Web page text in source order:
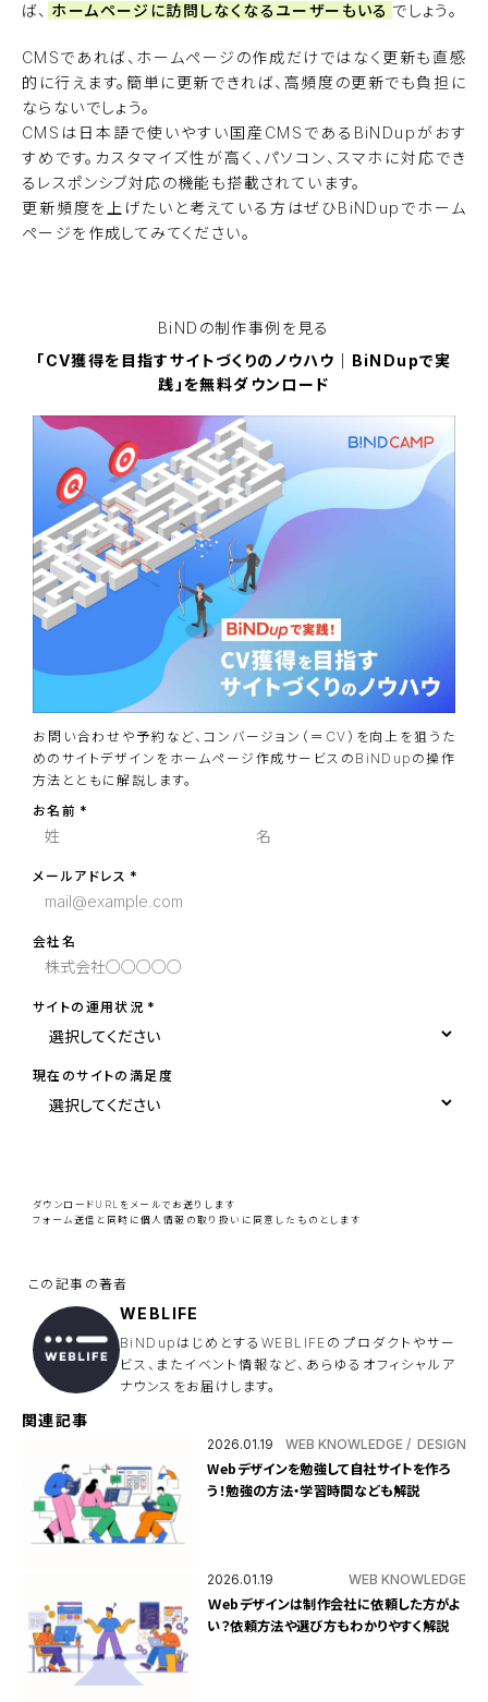
ば、 ホームページに訪問しなくなるユーザーもいる でしょう。
CMSであれば、ホームページの作成だけではなく更新も直感
的に行えます。簡単に更新できれば、高頻度の更新でも負担に
ならないでしょう。
CMSは日本語で使いやすい国産CMSであるBiNDupがおす
すめです。カスタマイズ性が高く、パソコン、スマホに対応でき
るレスポンシブ対応の機能も搭載されています。
更新頻度を上げたいと考えている方はぜひBiNDupでホーム
ページを作成してみてください。
BiNDの制作事例を見る
「CV獲得を目指すサイトづくりのノウハウ｜BiNDupで実
践」を無料ダウンロード
お問い合わせや予約など、コンバージョン（＝CV）を向上を狙うた
めのサイトデザインをホームページ作成サービスのBiNDupの操作
方法とともに解説します。
お名前
メールアドレス
会社名
サイトの運用状況
現在のサイトの満足度
ー
ル
の
ま
に
し
て
く
だ
い
ダウンロードURLをメールでお送りします
フォーム送信と同時に 個人情報の取り扱い に同意したものとします
WEBLIFE
BiNDupはじめとするWEBLIFEのプロダクトやサー
ビス、またイベント情報など、あらゆるオフィシャルア
ナウンスをお届けします。
関連記事
2026.01.19 WEB KNOWLEDGE DESIGN
Webデザインを勉強して自社サイトを作ろ
う！勉強の方法・学習時間なども解説
2026.01.19 WEB KNOWLEDGE
Ｗebデザインは制作会社に依頼した方がよ
い？依頼方法や選び方もわかりやすく解説